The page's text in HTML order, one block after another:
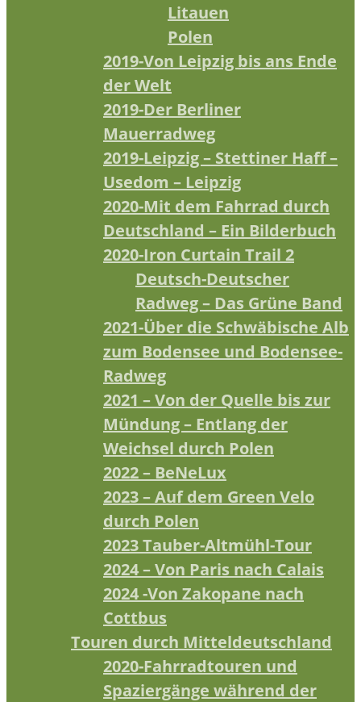
Litauen
Polen
2019-Von Leipzig bis ans Ende
der Welt
2019-Der Berliner
Mauerradweg
2019-Leipzig – Stettiner Haff –
Usedom – Leipzig
2020-Mit dem Fahrrad durch
Deutschland – Ein Bilderbuch
2020-Iron Curtain Trail 2
Deutsch-Deutscher
Radweg – Das Grüne Band
2021-Über die Schwäbische Alb
zum Bodensee und Bodensee-
Radweg
2021 – Von der Quelle bis zur
Mündung – Entlang der
Weichsel durch Polen
2022 – BeNeLux
2023 – Auf dem Green Velo
durch Polen
2023 Tauber-Altmühl-Tour
2024 – Von Paris nach Calais
2024 -Von Zakopane nach
Cottbus
Touren durch Mitteldeutschland
2020-Fahrradtouren und
Spaziergänge während der